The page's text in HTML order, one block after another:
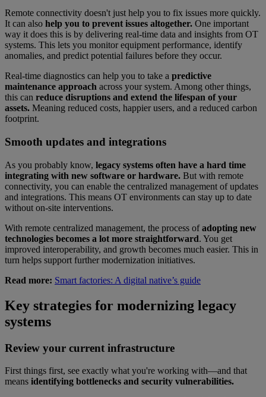
Remote connectivity doesn't just help you to fix issues more quickly.
It can also help you to prevent issues altogether. One important
way it does this is by delivering real-time data and insights from OT
systems. This lets you monitor equipment performance, identify
anomalies, and predict potential failures before they occur.
Real-time diagnostics can help you to take a predictive
maintenance approach across your system. Among other things,
this can reduce disruptions and extend the lifespan of your
assets. Meaning reduced costs, happier users, and a reduced carbon
footprint.
Smooth updates and integrations
As you probably know, legacy systems often have a hard time
integrating with new software or hardware. But with remote
connectivity, you can enable the centralized management of updates
and integrations. This means OT environments can stay up to date
without on-site interventions.
With remote centralized management, the process ofadopting new
technologies becomes a lot more straightforward. You get
improved interoperability, and growth becomes much easier. This in
turn helps support further modernization initiatives.
Read more: Smart factories: A digital native’s guide
Key strategies for modernizing legacy
systems
Review your current infrastructure
First things first, see exactly what you're working with—and that
means identifying bottlenecks and security vulnerabilities.